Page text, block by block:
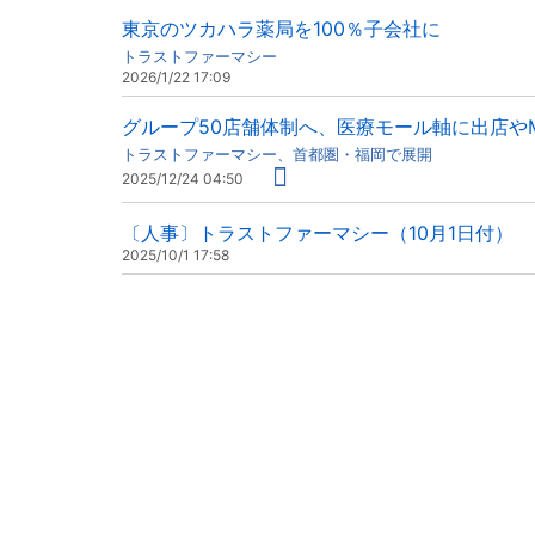
東京のツカハラ薬局を100％子会社に
トラストファーマシー
2026/1/22 17:09
グループ50店舗体制へ、医療モール軸に出店や
トラストファーマシー、首都圏・福岡で展開
2025/12/24 04:50
〔人事〕トラストファーマシー（10月1日付）
2025/10/1 17:58